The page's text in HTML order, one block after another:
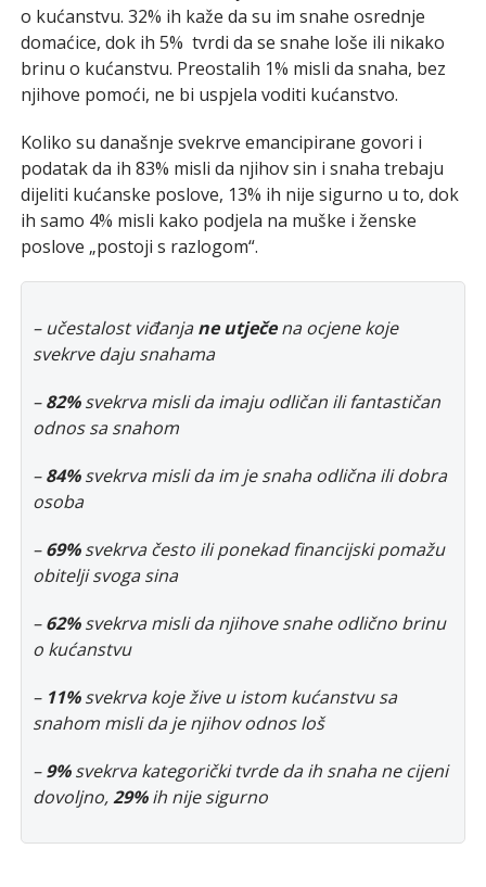
o kućanstvu. 32% ih kaže da su im snahe osrednje
domaćice, dok ih 5% tvrdi da se snahe loše ili nikako
brinu o kućanstvu. Preostalih 1% misli da snaha, bez
njihove pomoći, ne bi uspjela voditi kućanstvo.
Koliko su današnje svekrve emancipirane govori i
podatak da ih 83% misli da njihov sin i snaha trebaju
dijeliti kućanske poslove, 13% ih nije sigurno u to, dok
ih samo 4% misli kako podjela na muške i ženske
poslove „postoji s razlogom“.
– učestalost viđanjane utječena ocjene koje
svekrve daju snahama
–82%svekrva misli da imaju odličan ili fantastičan
odnos sa snahom
–84%svekrva misli da im je snaha odlična ili dobra
osoba
–69%svekrva često ili ponekad financijski pomažu
obitelji svoga sina
–62%svekrva misli da njihove snahe odlično brinu
o kućanstvu
– 11%svekrva koje žive u istom kućanstvu sa
snahom misli da je njihov odnos loš
–9%svekrva kategorički tvrde da ih snaha ne cijeni
dovoljno,29%ih nije sigurno